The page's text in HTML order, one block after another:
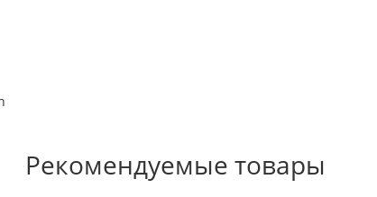
Рекомендуемые товары